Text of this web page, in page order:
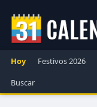
Hoy Festivos 2026
Buscar